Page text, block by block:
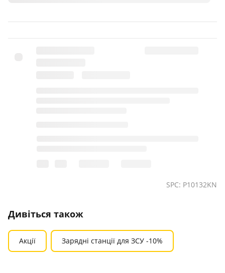
SPC: P10132KN
Дивіться також
Акції Зарядні станції для ЗСУ -10%